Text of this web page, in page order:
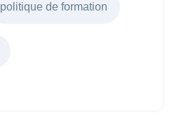
politique de formation